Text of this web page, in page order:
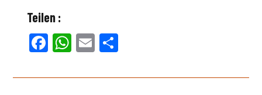
Teilen :
Facebook
WhatsApp
Email